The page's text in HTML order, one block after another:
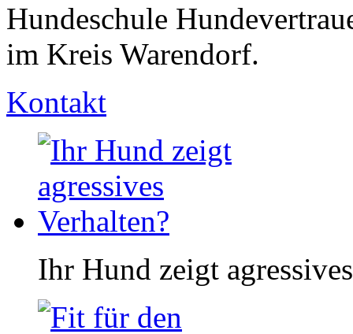
Hundeschule
im Kreis Warendorf.
Kontakt
Ihr Hund zeigt